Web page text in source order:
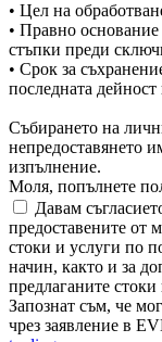
• Цел на
• Правно
стъпки преди
• Срок за
последната
Събирането на
непредоставянето
изпълнение.
Моля, попълнете
Давам
предоставените от
стоки и услуги по
начин, както и за
предлаганите стоки
Запознат съм, че
чрез заявление в